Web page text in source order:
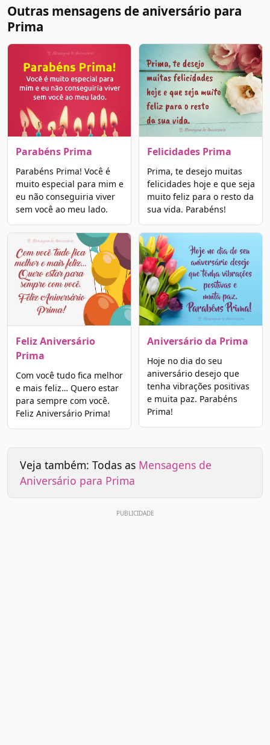
Outras mensagens de aniversário para
Prima
Parabéns Prima
Parabéns Prima! Você é
muito especial para mim e
eu não conseguiria viver
sem você ao meu lado.
Feliz Aniversário
Prima
Com você tudo fica melhor
e mais feliz… Quero estar
para sempre com você.
Feliz Aniversário Prima!
Felicidades Prima
Prima, te desejo muitas
felicidades hoje e que seja
muito feliz para o resto da
sua vida. Parabéns!
Aniversário da Prima
Hoje no dia do seu
aniversário desejo que
tenha vibrações positivas
e muita paz. Parabéns
Prima!
Veja também: Todas as Mensagens de
Aniversário para Prima